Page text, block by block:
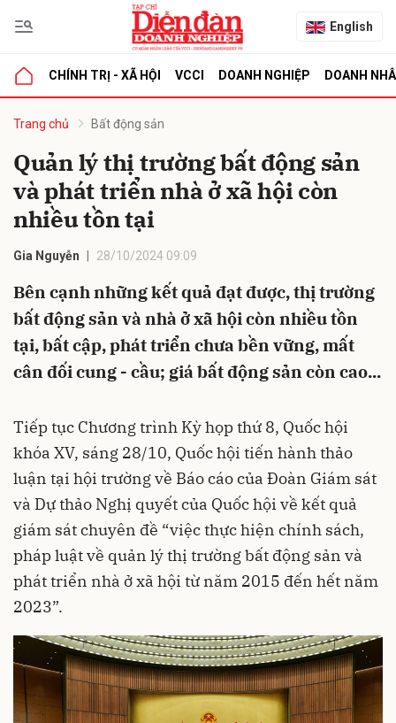
English
CHÍNH TRỊ - XÃ HỘI VCCI DOANH NGHIỆP DOANH
Trang chủ Bất động sản
Quản lý thị trường bất động sản
và phát triển nhà ở xã hội còn
nhiều tồn tại
Gia Nguyễn 28/10/2024 09:09
Bên cạnh những kết quả đạt được, thị trường
bất động sản và nhà ở xã hội còn nhiều tồn
tại, bất cập, phát triển chưa bền vững, mất
cân đối cung - cầu; giá bất động sản còn cao...
Tiếp tục Chương trình Kỳ họp thứ 8, Quốc hội
khóa XV, sáng 28/10, Quốc hội tiến hành thảo
luận tại hội trường về Báo cáo của Đoàn Giám sát
và Dự thảo Nghị quyết của Quốc hội về kết quả
giám sát chuyên đề “việc thực hiện chính sách,
pháp luật về quản lý thị trường bất động sản và
phát triển nhà ở xã hội từ năm 2015 đến hết năm
2023”.
luận
Hủy